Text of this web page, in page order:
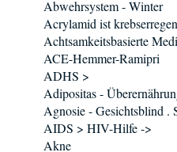
Abwehrsystem - Winter
Acrylamid ist
Achtsamkeitsbasierte
ACE-Hemmer-Ramipri
ADHS >
Adipositas -
Agnosie - Gesichtsblind .
AIDS > HIV-Hilfe ->
Akne